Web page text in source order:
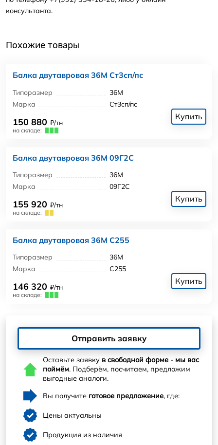
консультанта.
Похожие товары
Балка двутавровая 36М Ст3сп/пс
Типоразмер
36М
Марка
Ст3сп/пс
150 880 ₽/тн
на складе:
Купить
Балка двутавровая 36М 09Г2С
Типоразмер
36М
Марка
09Г2С
155 920 ₽/тн
на складе:
Купить
Балка двутавровая 36М С255
Типоразмер
36М
Марка
С255
146 320 ₽/тн
на складе:
Купить
Отправить заявку
Оставьте заявку в свободной форме - мы вас
поймём. Подберём, посчитаем, предложим
выгодные аналоги.
Вы получите готовое предложение, где:
Цены актуальны
Продукция из наличия